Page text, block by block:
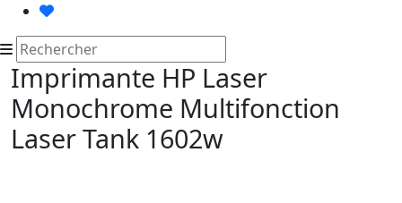
Imprimante HP Laser
Monochrome Multifonction
Laser Tank 1602w